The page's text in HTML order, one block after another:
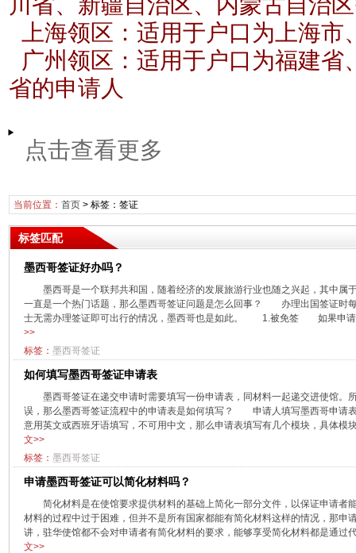
上海领区：适用于户口为上海
广州领区：适用于户口为福建
省的申请人
点击查看更多
当前位置： 首页> 标签：签证
标签匹配
墨西哥签证好办吗？
墨西哥是一个联邦共和国，随着经济的发展旅游行业也随之兴起，其中属
一直是一个热门话题，那么墨西哥签证问题是怎么回事？ 办理出国签证时
士无需办理签证即可出行的情况，墨西哥也是如此。 1.被免签 如果申请
>>
标签： 墨西哥签证
如何填写墨西哥签证申请表
墨西哥签证在递交申请时需要填写一份申请表，同材料一起递交进使馆。
误，那么墨西哥签证流程中的申请表是如何填写？ 申请人填写墨西哥申请
意用英文或西班牙语填写，不可用中文，那么申请表填写有几个模块，具体模
文>>
标签： 墨西哥签证
申请墨西哥签证可以简化材料吗？
简化材料是在使馆要求提供材料的基础上简化一部分文件，以保证申请者
材料的过程中过于困难，但并不是所有国家都能有简化材料这样的情况，那
讲，驻华使馆都不会对申请者有简化材料的要求，能够享受简化材料都是通过
文>>